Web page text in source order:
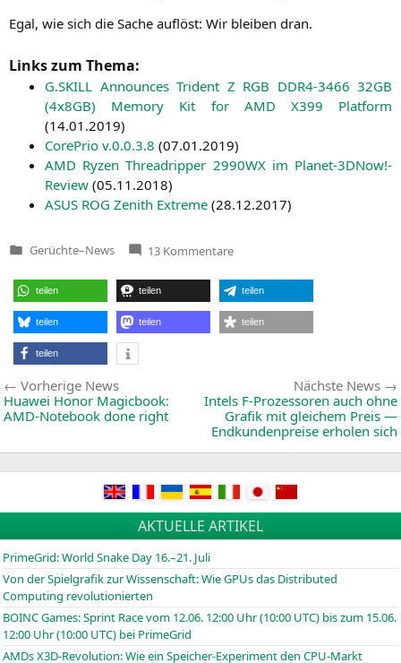
Egal, wie sich die Sache auf­löst: Wir blei­ben dran.
Links zum Thema:
G.SKILL Announ­ces Trident Z RGB DDR4-3466 32GB
(4x8GB) Memo­ry Kit for AMD X399 Plat­form
(14.01.2019)
Core­Prio v.0.0.3.8 (07.01.2019)
AMD Ryzen Thre­ad­rip­per 2990WXim Planet-3DNow!-
Review (05.11.2018)
ASUS ROG Zenith Extre­me (28.12.2017)
Veröffentlicht
Gerüchte–News 13 Kommentarezu
ASUS
Zenith
Extreme
ALPHA:
Angeblich
X399
teilen teilen teilen
teilen teilen teilen
teilen
Beitragsnavigation
Vorherige NewsVorherige
News:
Huawei Honor Magicbook:
AMD-Notebook done right
Nächste News
Intels F‑Prozessoren auch ohne
Grafik mit gleichem Preis —
Endkundenpreise erholen sich
AKTUELLE ARTIKEL
PrimeGrid: World Snake Day 16.–21. Juli
Von der Spielgrafik zur Wissenschaft: Wie GPUs das Distributed
Computing revolutionierten
BOINCGames: Sprint Race vom 12.06. 12:00 Uhr (10:00 UTC) bis zum 15.06.
12:00 Uhr (10:00 UTC) bei PrimeGrid
AMDs X3D-Revolution: Wie ein Speicher-Experiment den CPU-Markt